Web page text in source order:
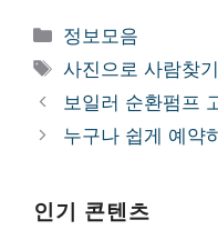
카
테
리
정보모음
태
그
사진으로 사람찾기
보일러 순환펌프
누구나 쉽게 예약
인기 콘텐츠